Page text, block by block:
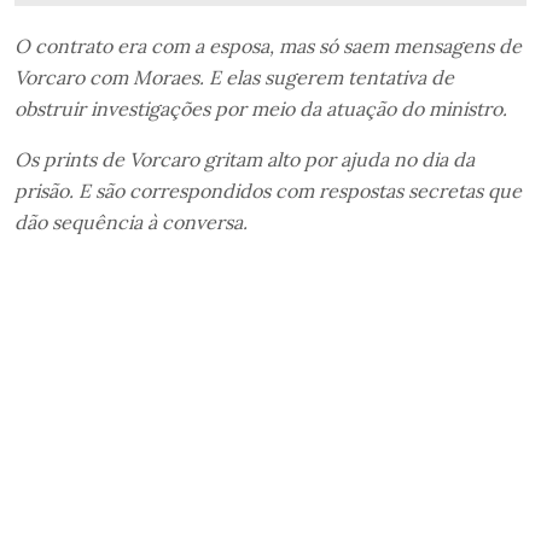
O contrato era com a esposa, mas só saem mensagens de
Vorcaro com Moraes. E elas sugerem tentativa de
obstruir investigações por meio da atuação do ministro.
Os prints de Vorcaro gritam alto por ajuda no dia da
prisão. E são correspondidos com respostas secretas que
dão sequência à conversa.